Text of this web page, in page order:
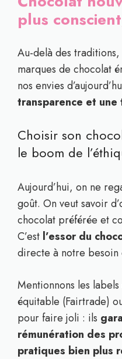
plus
Au-delà des
marques de chocolat
nos envies
transparence et
Choisir son
le boom de
Aujourd’hui, on ne
goût. On veut savoir
chocolat préférée et
C’est l’essor du
directe à notre besoin
Mentionnons les
équitable (Fairtrade)
pour faire joli : ils
rémunération des
pratiques bien plus